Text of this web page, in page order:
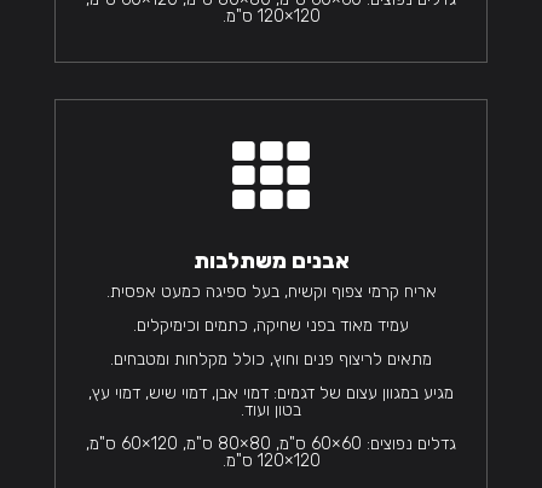
120×120 ס"מ.

אבנים משתלבות
אריח קרמי צפוף וקשיח, בעל ספיגה כמעט אפסית.
עמיד מאוד בפני שחיקה, כתמים וכימיקלים.
מתאים לריצוף פנים וחוץ, כולל מקלחות ומטבחים.
מגיע במגוון עצום של דגמים: דמוי אבן, דמוי שיש, דמוי עץ,
בטון ועוד.
גדלים נפוצים: 60×60 ס"מ, 80×80 ס"מ, 120×60 ס"מ,
120×120 ס"מ.